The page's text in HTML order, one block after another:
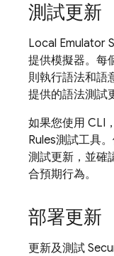
測試更新
Local Emulator
提供模擬器。每
則執行語法和語
提供的語法測試
如果您使用 CLI
Rules測試工具
測試更新，並確
合預期行為。
部署更新
更新及測試